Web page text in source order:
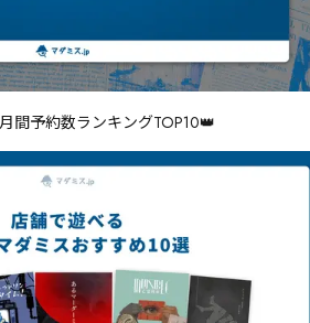
間予約数ランキングTOP10👑